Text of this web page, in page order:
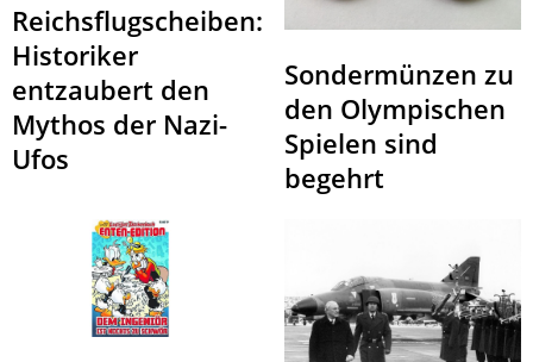
Reichsflugscheiben:
Historiker
entzaubert den
Mythos der Nazi-
Ufos
Sondermünzen zu
den Olympischen
Spielen sind
begehrt